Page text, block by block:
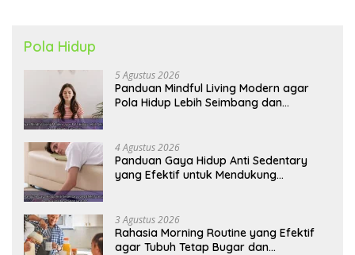
Pola Hidup
5 Agustus 2026
Panduan Mindful Living Modern agar
Pola Hidup Lebih Seimbang dan
4 Agustus 2026
Panduan Gaya Hidup Anti Sedentary
yang Efektif untuk Mendukung
3 Agustus 2026
Rahasia Morning Routine yang Efektif
agar Tubuh Tetap Bugar dan